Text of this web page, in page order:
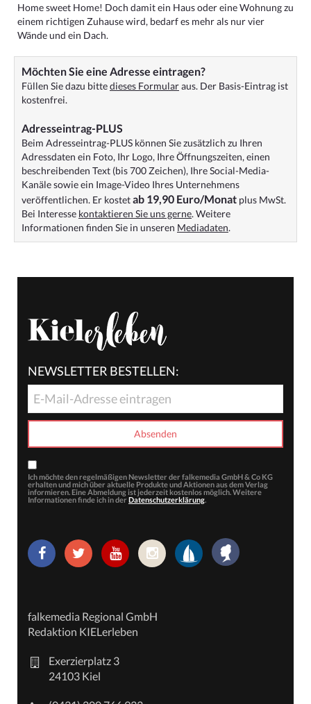
Home sweet Home! Doch damit ein Haus oder eine Wohnung zu
einem richtigen Zuhause wird, bedarf es mehr als nur vier
Wände und ein Dach.
Möchten Sie eine Adresse eintragen?
Füllen Sie dazu bittedieses Formularaus. Der Basis-Eintrag ist
kostenfrei.
Adresseintrag-PLUS
Beim Adresseintrag-PLUS können Sie zusätzlich zu Ihren
Adressdaten ein Foto, Ihr Logo, Ihre Öffnungszeiten, einen
beschreibenden Text (bis 700 Zeichen), Ihre Social-Media-
Kanäle sowie ein Image-Video Ihres Unternehmens
veröffentlichen. Er kostetab 19,90 Euro/Monat plus MwSt.
Bei Interesse kontaktieren Sie uns gerne. Weitere
Informationen finden Sie in unseren Mediadaten.
NEWSLETTER BESTELLEN:
Ich möchte den regelmäßigen Newsletter der falkemedia GmbH & Co KG
erhalten und mich über aktuelle Produkte und Aktionen aus dem Verlag
informieren. Eine Abmeldung ist jederzeit kostenlos möglich. Weitere
Informationen finde ich in der Datenschutzerklärung.
falkemedia Regional GmbH
Redaktion KIELerleben
Exerzierplatz 3
24103 Kiel